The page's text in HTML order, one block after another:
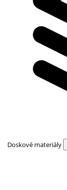
Doskové materiály